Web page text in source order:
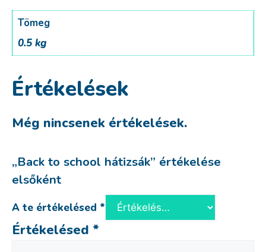
Tömeg
0.5 kg
Értékelések
Még nincsenek értékelések.
„Back to school hátizsák” értékelése
elsőként
A te értékelésed *
Értékelésed *